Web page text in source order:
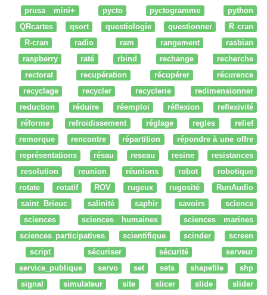
prusa mini+
pycto pyctogramme
python
QRcartes
qsort questiologie questionner
R cran
R-cran
radio ram rangement
rasbian
raspberry
raté rbind rechange
recherche
rectorat
recupération récupérer
récurence
recyclage
recycler recyclerie
redimensionner
reduction
réduire réemploi réflexion
reflexivité
réforme
refroidissement réglage regles
relief
remorque
rencontre répartition
répondre à une offre
représentations
résau reseau resine
resistances
resolution
reunion réunions robot
robotique
rotate
rotatif ROV rugeux rugosité
RunAudio
saint Brieuc
salinité saphir savoirs
science
sciences
sciences humaines
sciences marines
sciences participatives
scientifique scinder
screen
script
sécuriser sécurité
serveur
service_publique
servo set sets shapefile
shp
signal
simulateur site slicer slide
slider